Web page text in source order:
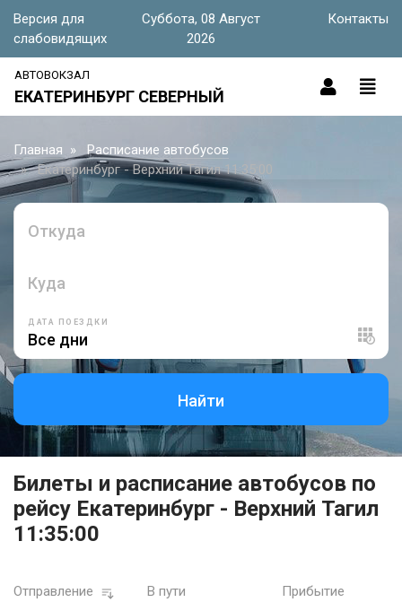
Версия для
слабовидящих
Суббота, 08 Август
2026
Контакты
АВТОВОКЗАЛ
ЕКАТЕРИНБУРГ СЕВЕРНЫЙ
Главная
Расписание автобусов
Екатеринбург - Верхний Тагил 11:35:00
Откуда
Куда
ДАТА ПОЕЗДКИ
Найти
Билеты и расписание автобусов по
рейсу Екатеринбург - Верхний Тагил
11:35:00
Отправление В пути Прибытие